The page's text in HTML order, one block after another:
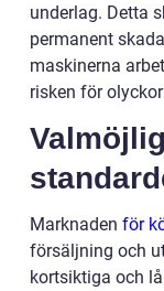
underlag. Detta
permanent
maskinerna
risken för
Marknaden för
försäljning och
kortsiktiga och